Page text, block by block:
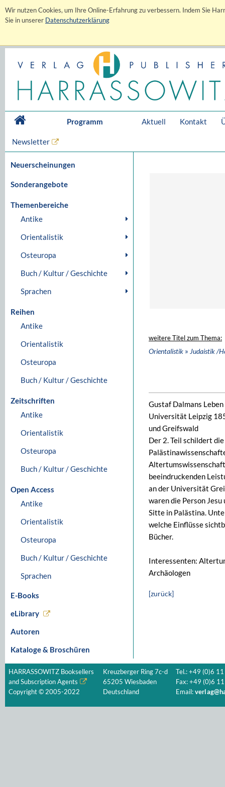
Wir nutzen Cookies, um Ihre Online-Erfahrung zu verbessern. Indem Sie
Sie in unserer Datenschutzerklärung
Programm Aktuell Kontakt
Newsletter
Neuerscheinungen
Sonderangebote
Themenbereiche
Antike
Orientalistik
Osteuropa
Buch / Kultur / Geschichte
Sprachen
Reihen
Antike
Orientalistik
Osteuropa
Buch / Kultur / Geschichte
Zeitschriften
Antike
Orientalistik
Osteuropa
Buch / Kultur / Geschichte
Open Access
Antike
Orientalistik
Osteuropa
Buch / Kultur / Geschichte
Sprachen
E-Books
eLibrary
Autoren
Kataloge & Broschüren
weitere Titel zum Thema:
Orientalistik » Judaistik /
Gustaf Dalmans
Universität Leipzig
und Greifswald
Der 2. Teil schildert
beeindruckenden
an der Universität
waren die Person
Sitte in Palästina.
welche Einflüsse
Bücher.
Interessenten:
Archäologen
[zurück]
HARRASSOWITZ Booksellers
and Subscription Agents
Copyright © 2005-2022
Kreuzberger Ring 7c-d
65205 Wiesbaden
Deutschland
Tel.: +49 (0)6
Fax: +49 (0)6
Email: